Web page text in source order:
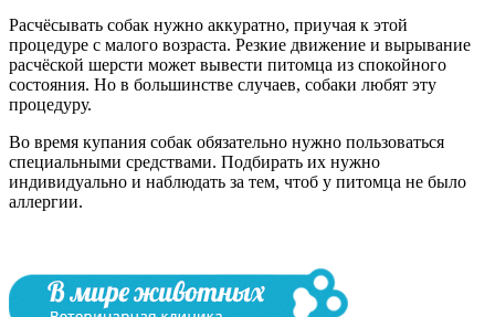
Расчёсывать собак нужно аккуратно, приучая к этой
процедуре с малого возраста. Резкие движение и вырывание
расчёской шерсти может вывести питомца из спокойного
состояния. Но в большинстве случаев, собаки любят эту
процедуру.
Во время купания собак обязательно нужно пользоваться
специальными средствами. Подбирать их нужно
индивидуально и наблюдать за тем, чтоб у питомца не было
аллергии.